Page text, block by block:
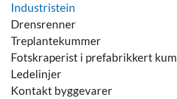
Industristein
Drensrenner
Treplantekummer
Fotskraperist i prefabrikkert kum
Ledelinjer
Kontakt byggevarer